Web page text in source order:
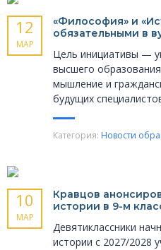
12
МАР
«Философия» и
обязательными в
Цель инициативы —
высшего
мышление и
будущих
Категория: Новости
10
МАР
Кравцов
истории в 9-м
Девятиклассники
истории с 2027/2028